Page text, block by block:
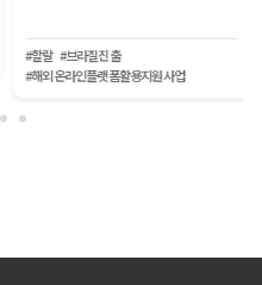
#할랄 #브라질진출
#해외온라인플랫폼활용지원사업